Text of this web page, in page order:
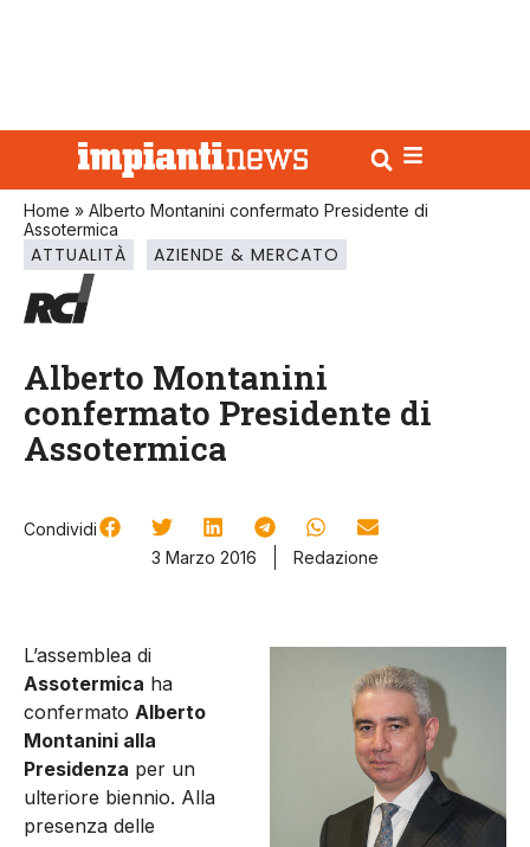
Home » Alberto Montanini confermato Presidente di
Assotermica
ATTUALITÀ AZIENDE & MERCATO
Alberto Montanini
confermato Presidente di
Assotermica
Condividi
3 Marzo 2016
Redazione
L’assemblea di
Assotermica ha
confermato Alberto
Montanini alla
Presidenza per un
ulteriore biennio. Alla
presenza delle